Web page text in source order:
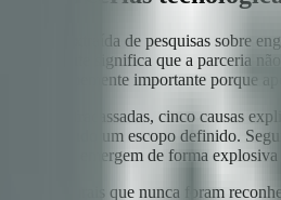
— extraída de pesquisas sobre
Geralmente significa que a parceria
é enormemente importante porque
parcerias fracassadas, cinco causas
entregando um escopo definido.
que emergem de forma explosiva
culturais que nunca foram